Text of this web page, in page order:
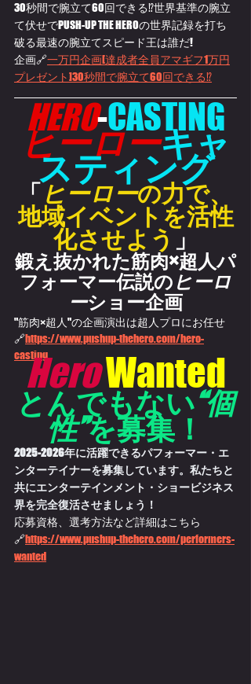
30秒間で腕立て60回できる⁉世界基準の腕立
て伏せでPUSH-UP THE HEROの世界記録を打ち
破る最速の腕立てスピード王は誰だ!
企画🔗一万円企画[達成者全員アマギフ1万円
プレゼント]30秒間で腕立て60回できる⁉
HERO-CASTING
ヒーローキャ
スティング
「ヒーローの力で、
地域イベントを活性
化させよう」
鍛え抜かれた筋肉×超人パ
フォーマー伝説の ヒーロ
ーショー企画
"筋肉×超人"の企画演出は超人プロにお任せ
🔗https://www.pushup-thehero.com/hero-
casting
HeroWanted
とんでもない“個
性”を募集！
2025-2026年に活躍できるパフォーマー・エ
ンターテイナーを募集しています。私たちと
共にエンターテインメント・ショービジネス
界を完全復活させましょう！
応募資格、選考方法など詳細はこちら
🔗https://www.pushup-thehero.com/performers-
wanted